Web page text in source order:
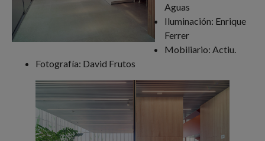
Aguas
Iluminación: Enrique
Ferrer
Mobiliario: Actiu.
Fotografía: David Frutos